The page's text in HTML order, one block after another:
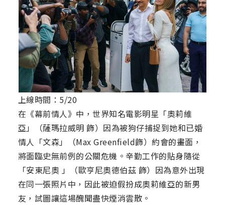
上線時間：5/20
在《幕前情人》中，世界知名電影明星「奧莉維
亞」（薩瑪拉威明 飾）因為被狗仔捕捉到她和已婚
情人「文森」（Max Greenfield飾）約會的畫面，
將面臨史無前例的公關危機。辛勤工作的貼身隨從
「安東尼奧 」（歐亨尼奧德伯茲 飾）因為意外出現
在同一張照片中，因此被迫假扮成奧莉維亞的新男
友，試圖讓這場醜聞盡快煙消雲散。